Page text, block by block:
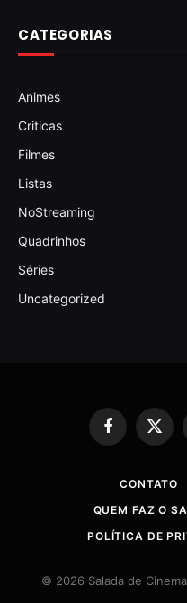
CATEGORIAS
Animes
Criticas
Filmes
Listas
NoStreaming
Quadrinhos
Séries
Uncategorized
Facebook
X
CONTATO
QUEM FAZ O
POLÍTICA DE
© 2026 Salada de